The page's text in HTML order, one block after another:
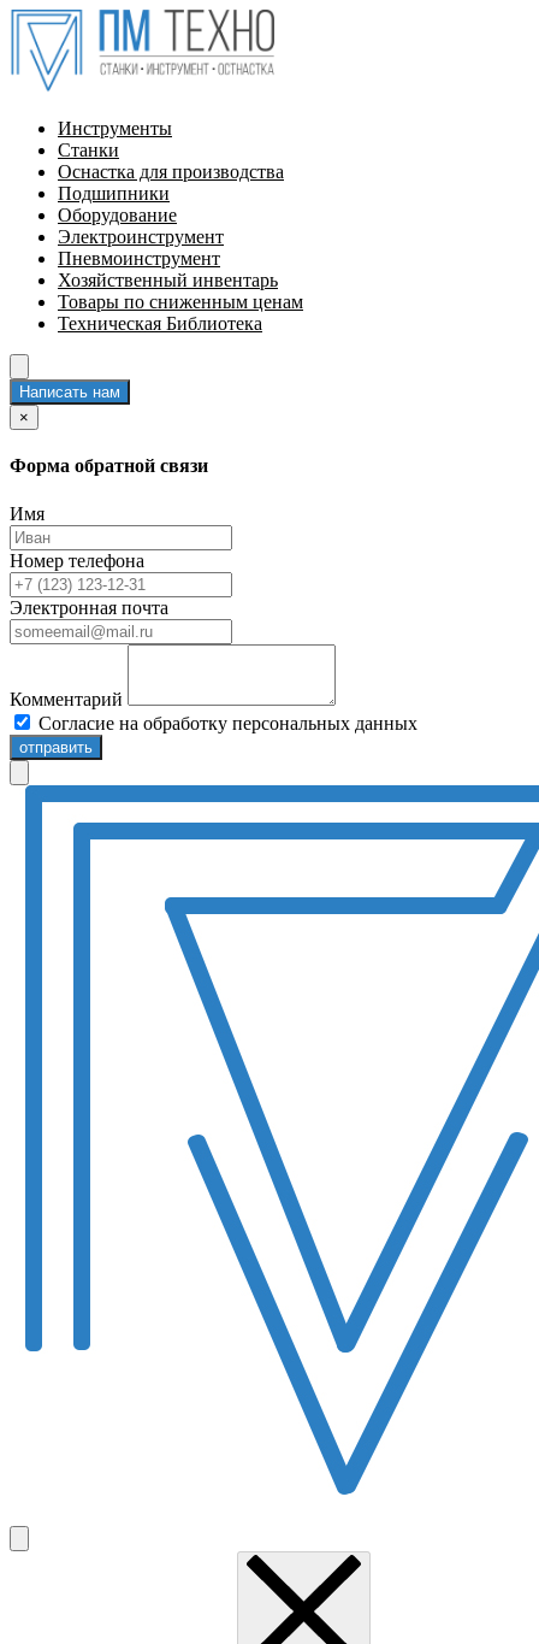
Инструменты
Станки
Оснастка для производства
Подшипники
Оборудование
Электроинструмент
Пневмоинструмент
Хозяйственный инвентарь
Товары по сниженным ценам
Техническая Библиотека
Написать нам
×
Форма обратной связи
Имя
Номер телефона
Электронная почта
Комментарий
Согласие на обработку персональных данных
отправить